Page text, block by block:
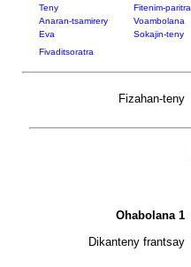
Teny Fitenim-paritra
Anaran-tsamirery
Voambolana
Eva
Sokajin-teny
Fivaditsoratra
Fizahan-teny
Ohabolana 1
Dikanteny frantsay